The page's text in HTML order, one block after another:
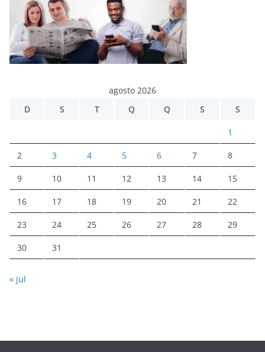
agosto 2026
D
S T Q Q S S
1
2 3 4 5 6 7 8
9 10 11 12 13 14 15
16 17 18 19 20 21 22
23 24 25 26 27 28 29
30 31
« jul